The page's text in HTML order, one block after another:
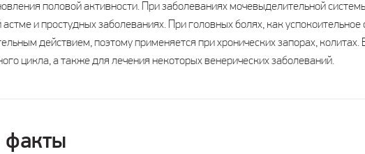
половой активности. При заболеваниях мочевыделительной
и простудных заболеваниях. При головных болях, как
действием, поэтому применяется при хронических запорах,
цикла, а также для лечения некоторых венерических заболеваний.
факты